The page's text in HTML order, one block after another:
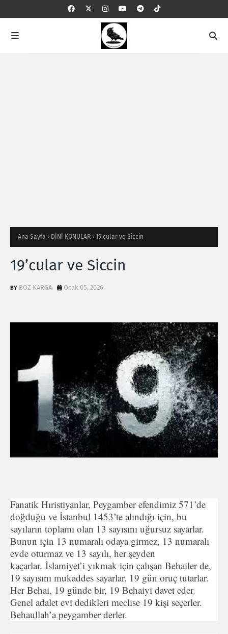
Ana Sayfa DİNİ KONULAR 19’cular ve Siccin
19’cular ve Siccin
BOZ KARGA Ocak 05, 2026
Fanatik Hıristiyanlar, Peygamber efendimiz 571’de
doğduğu ve İstanbul 1453’te alındığı için, bu
sayıların toplamı olan 13 sayısını uğursuz sayarlar.
Bunun için 13 numaralı odaya girmez, 13 numaralı
evde oturmaz ve 13 sayılı, her şeyden
kaçarlar. İslamiyet’i yıkmak için çalışan Behailer de,
19 sayısını mukaddes sayarlar. 19 gün oruç tutarlar.
Her Behai, 19 günde bir, 19 Behaiyi davet eder.
Genel adalet evi dedikleri meclise 19 kişi seçerler.
Behaullah’a peygamber derler.